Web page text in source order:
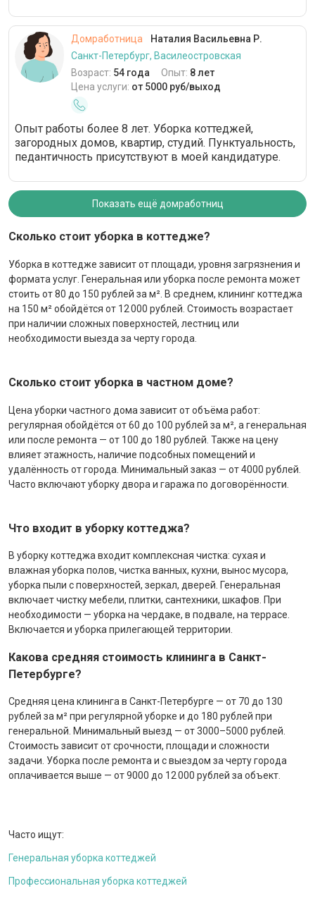
Домработница
Наталия Васильевна Р.
Санкт-Петербург, Василеостровская
Возраст: 54 года Опыт: 8 лет
Цена услуги: от 5000 руб/выход
Опыт работы более 8 лет. Уборка коттеджей,
загородных домов, квартир, студий. Пунктуальность,
педантичность присутствуют в моей кандидатуре.
Показать ещё домработниц
Сколько стоит уборка в коттедже?
Уборка в коттедже зависит от площади, уровня загрязнения и
формата услуг. Генеральная или уборка после ремонта может
стоить от 80 до 150 рублей за м². В среднем, клининг коттеджа
на 150 м² обойдётся от 12 000 рублей. Стоимость возрастает
при наличии сложных поверхностей, лестниц или
необходимости выезда за черту города.
Сколько стоит уборка в частном доме?
Цена уборки частного дома зависит от объёма работ:
регулярная обойдётся от 60 до 100 рублей за м², а генеральная
или после ремонта — от 100 до 180 рублей. Также на цену
влияет этажность, наличие подсобных помещений и
удалённость от города. Минимальный заказ — от 4000 рублей.
Часто включают уборку двора и гаража по договорённости.
Что входит в уборку коттеджа?
В уборку коттеджа входит комплексная чистка: сухая и
влажная уборка полов, чистка ванных, кухни, вынос мусора,
уборка пыли с поверхностей, зеркал, дверей. Генеральная
включает чистку мебели, плитки, сантехники, шкафов. При
необходимости — уборка на чердаке, в подвале, на террасе.
Включается и уборка прилегающей территории.
Какова средняя стоимость клининга в Санкт-
Петербурге?
Средняя цена клининга в Санкт-Петербурге — от 70 до 130
рублей за м² при регулярной уборке и до 180 рублей при
генеральной. Минимальный выезд — от 3000–5000 рублей.
Стоимость зависит от срочности, площади и сложности
задачи. Уборка после ремонта и с выездом за черту города
оплачивается выше — от 9000 до 12 000 рублей за объект.
Часто ищут:
Генеральная уборка коттеджей
Профессиональная уборка коттеджей